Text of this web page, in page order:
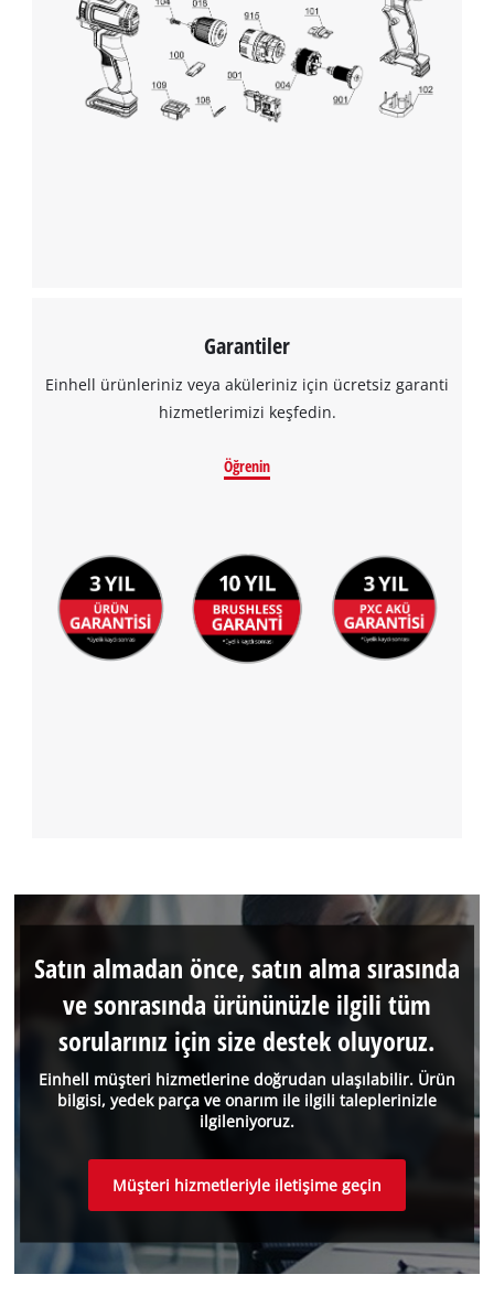
Garantiler
Einhell ürünleriniz veya aküleriniz için ücretsiz garanti
hizmetlerimizi keşfedin.
Öğrenin
Einhell müşteri hizmetlerine doğrudan ulaşılabilir. Ürün
bilgisi, yedek parça ve onarım ile ilgili taleplerinizle
ilgileniyoruz.
Satın almadan önce, satın alma sırasında
ve sonrasında ürününüzle ilgili tüm
sorularınız için size destek oluyoruz.
Müşteri hizmetleriyle iletişime geçin